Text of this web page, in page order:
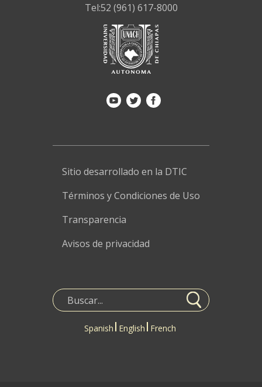
Tel:52 (961) 617-8000
Sitio desarrollado en la DTIC
Términos y Condiciones de Uso
Transparencia
Avisos de privacidad
Spanish English French